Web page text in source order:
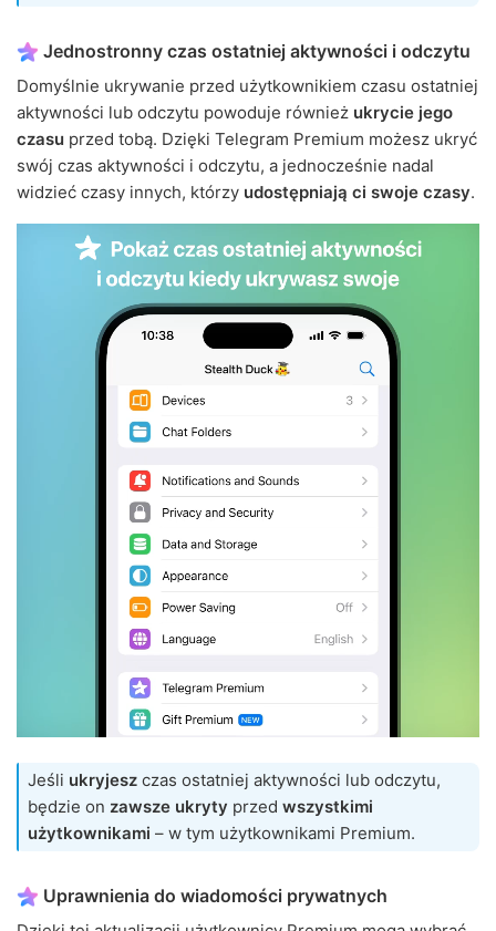
Jednostronny czas ostatniej aktywności i odczytu
Domyślnie ukrywanie przed użytkownikiem czasu ostatniej
aktywności lub odczytu powoduje również ukrycie jego
czasu przed tobą. Dzięki Telegram Premium możesz ukryć
swój czas aktywności i odczytu, a jednocześnie nadal
widzieć czasy innych, którzy udostępniają ci swoje czasy.
Jeśli ukryjesz czas ostatniej aktywności lub odczytu,
będzie on zawsze ukryty przed wszystkimi
użytkownikami – w tym użytkownikami Premium.
Uprawnienia do wiadomości prywatnych